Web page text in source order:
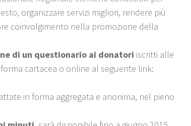
organizzare servizi migliori, rendere più
coinvolgimento nella promozione della
di un questionario ai donatori iscritti alle
cartacea o online al seguente link:
in forma aggregata e anonima, nel pieno